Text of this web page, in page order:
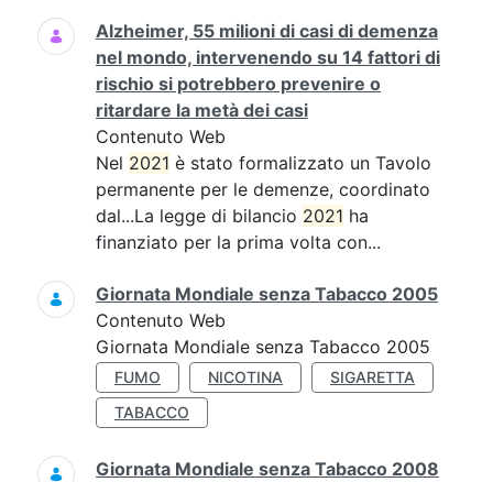
Alzheimer, 55 milioni di casi di demenza
nel mondo, intervenendo su 14 fattori di
rischio si potrebbero prevenire o
ritardare la metà dei casi
Contenuto Web
Nel 2021 è stato formalizzato un Tavolo
permanente per le demenze, coordinato
dal...La legge di bilancio 2021 ha
finanziato per la prima volta con...
Giornata Mondiale senza Tabacco 2005
Contenuto Web
Giornata Mondiale senza Tabacco 2005
FUMO NICOTINA
SIGARETTA
TABACCO
Giornata Mondiale senza Tabacco 2008